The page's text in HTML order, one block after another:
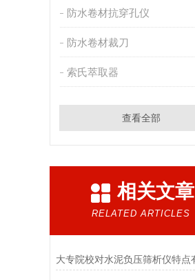
防水卷材抗穿孔仪
防水卷材裁刀
索氏萃取器
查看全部
相关文章
RELATED ARTICLES